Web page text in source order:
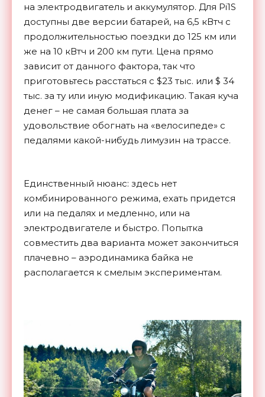
на электродвигатель и аккумулятор. Для Pi1S
доступны две версии батарей, на 6,5 кВтч с
продолжительностью поездки до 125 км или
же на 10 кВтч и 200 км пути. Цена прямо
зависит от данного фактора, так что
приготовьтесь расстаться с $23 тыс. или $ 34
тыс. за ту или иную модификацию. Такая куча
денег – не самая большая плата за
удовольствие обогнать на «велосипеде» с
педалями какой-нибудь лимузин на трассе.
Единственный нюанс: здесь нет
комбинированного режима, ехать придется
или на педалях и медленно, или на
электродвигателе и быстро. Попытка
совместить два варианта может закончиться
плачевно – аэродинамика байка не
располагается к смелым экспериментам.